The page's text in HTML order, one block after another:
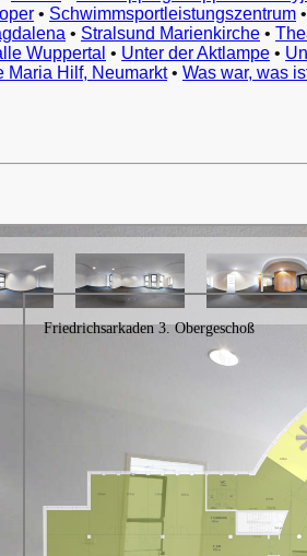
• Schwimmsportleistungszentrum •
• Stralsund Marienkirche •
Wuppertal • Unter der Aktlampe •
Maria Hilf, Neumarkt• Was war, was